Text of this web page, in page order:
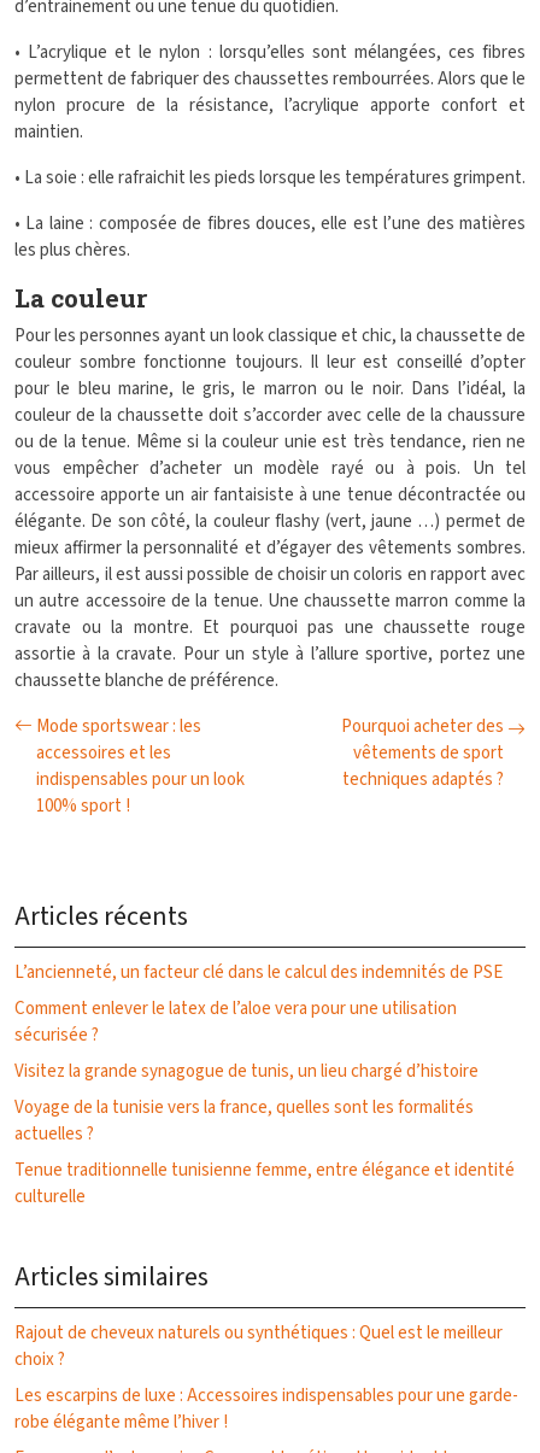
d’entrainement ou une tenue du quotidien.
• L’acrylique et le nylon : lorsqu’elles sont mélangées, ces fibres
permettent de fabriquer des chaussettes rembourrées. Alors que le
nylon procure de la résistance, l’acrylique apporte confort et
maintien.
• La soie : elle rafraichit les pieds lorsque les températures grimpent.
• La laine : composée de fibres douces, elle est l’une des matières
les plus chères.
La couleur
Pour les personnes ayant un look classique et chic, la chaussette de
couleur sombre fonctionne toujours. Il leur est conseillé d’opter
pour le bleu marine, le gris, le marron ou le noir. Dans l’idéal, la
couleur de la chaussette doit s’accorder avec celle de la chaussure
ou de la tenue. Même si la couleur unie est très tendance, rien ne
vous empêcher d’acheter un modèle rayé ou à pois. Un tel
accessoire apporte un air fantaisiste à une tenue décontractée ou
élégante. De son côté, la couleur flashy (vert, jaune …) permet de
mieux affirmer la personnalité et d’égayer des vêtements sombres.
Par ailleurs, il est aussi possible de choisir un coloris en rapport avec
un autre accessoire de la tenue. Une chaussette marron comme la
cravate ou la montre. Et pourquoi pas une chaussette rouge
assortie à la cravate. Pour un style à l’allure sportive, portez une
chaussette blanche de préférence.
Mode sportswear : les
accessoires et les
indispensables pour un look
100% sport !
Pourquoi acheter des
vêtements de sport
techniques adaptés ?
Articles récents
L’ancienneté, un facteur clé dans le calcul des indemnités de PSE
Comment enlever le latex de l’aloe vera pour une utilisation
sécurisée ?
Visitez la grande synagogue de tunis, un lieu chargé d’histoire
Voyage de la tunisie vers la france, quelles sont les formalités
actuelles ?
Tenue traditionnelle tunisienne femme, entre élégance et identité
culturelle
Articles similaires
Rajout de cheveux naturels ou synthétiques : Quel est le meilleur
choix ?
Les escarpins de luxe : Accessoires indispensables pour une garde-
robe élégante même l’hiver !